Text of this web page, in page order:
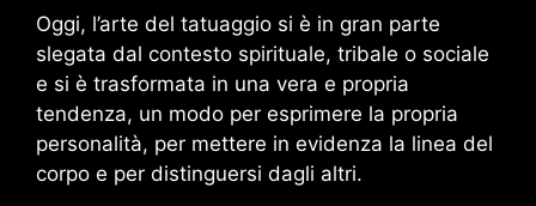
Oggi, l’arte del tatuaggio si è in gran parte
slegata dal contesto spirituale, tribale o sociale
e si è trasformata in una vera e propria
tendenza, un modo per esprimere la propria
personalità, per mettere in evidenza la linea del
corpo e per distinguersi dagli altri.